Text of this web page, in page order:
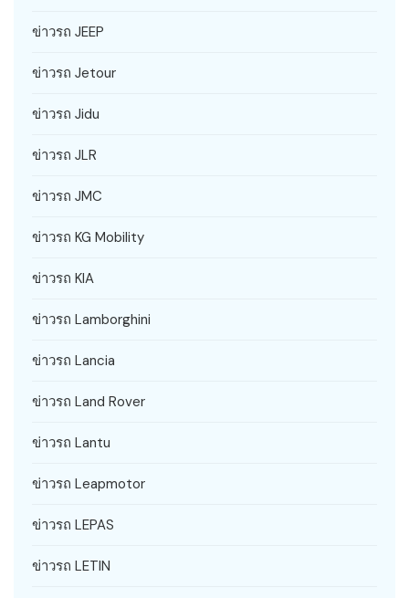
ข่าวรถ JEEP
ข่าวรถ Jetour
ข่าวรถ Jidu
ข่าวรถ JLR
ข่าวรถ JMC
ข่าวรถ KG Mobility
ข่าวรถ KIA
ข่าวรถ Lamborghini
ข่าวรถ Lancia
ข่าวรถ Land Rover
ข่าวรถ Lantu
ข่าวรถ Leapmotor
ข่าวรถ LEPAS
ข่าวรถ LETIN